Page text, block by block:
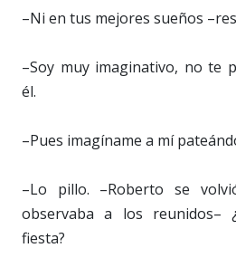
–Ni en tus mejores sueños
–Soy muy imaginativo, no te
él.
–Pues imagíname a mí
–Lo pillo. –Roberto se
observaba a los reunidos–
fiesta?